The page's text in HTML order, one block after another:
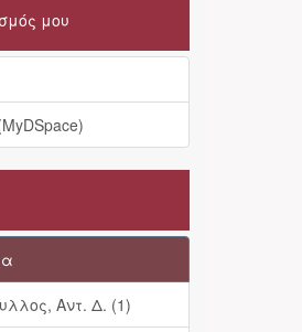
μου
Αντ. Δ. (1)